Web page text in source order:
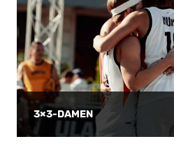
3×3-DAMEN